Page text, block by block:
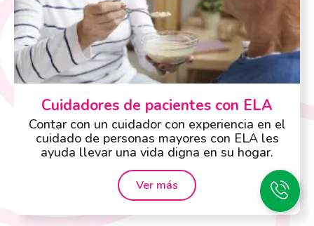
Cuidadores de pacientes con ELA
Contar con un cuidador con experiencia en el
cuidado de personas mayores con ELA les
ayuda llevar una vida digna en su hogar.
Ver más